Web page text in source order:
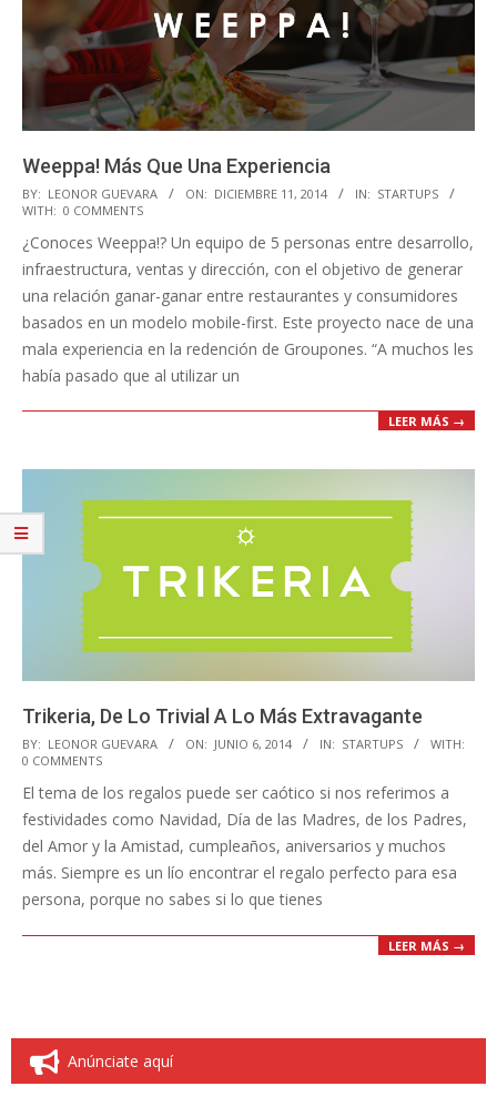
Weeppa! Más Que Una Experiencia
2014-
12-
11
BY: LEONOR GUEVARA ON: DICIEMBRE 11, 2014 IN: STARTUPS
WITH: 0 COMMENTS
¿Conoces Weeppa!? Un equipo de 5 personas entre desarrollo,
infraestructura, ventas y dirección, con el objetivo de generar
una relación ganar-ganar entre restaurantes y consumidores
basados en un modelo mobile-first. Este proyecto nace de una
mala experiencia en la redención de Groupones. “A muchos les
había pasado que al utilizar un
LEER MÁS →
Trikeria, De Lo Trivial A Lo Más Extravagante
2014-
06-
06
BY: LEONOR GUEVARA ON: JUNIO 6, 2014 IN: STARTUPS
WITH:
0 COMMENTS
El tema de los regalos puede ser caótico si nos referimos a
festividades como Navidad, Día de las Madres, de los Padres,
del Amor y la Amistad, cumpleaños, aniversarios y muchos
más. Siempre es un lío encontrar el regalo perfecto para esa
persona, porque no sabes si lo que tienes
LEER MÁS →
Anúnciate aquí